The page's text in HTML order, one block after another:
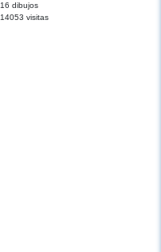
16 dibujos
14053 visitas